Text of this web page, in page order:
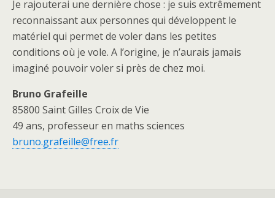
Je rajouterai une dernière chose : je suis extrêmement
reconnaissant aux personnes qui développent le
matériel qui permet de voler dans les petites
conditions où je vole. A l’origine, je n’aurais jamais
imaginé pouvoir voler si près de chez moi.
Bruno Grafeille
85800 Saint Gilles Croix de Vie
49 ans, professeur en maths sciences
bruno.grafeille@free.fr